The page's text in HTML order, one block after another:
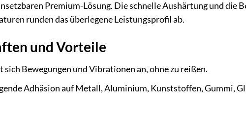
Premium-Lösung. Die schnelle Aushärtung und die
runden das überlegene Leistungsprofil ab.
und Vorteile
sich Bewegungen und Vibrationen an, ohne zu reißen.
Adhäsion auf Metall, Aluminium, Kunststoffen, Gummi,